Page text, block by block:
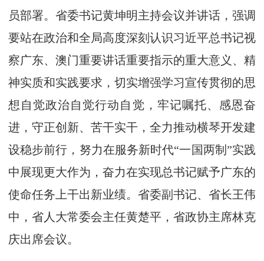
员部署。省委书记黄坤明主持会议并讲话，强调
要站在政治和全局高度深刻认识习近平总书记视
察广东、澳门重要讲话重要指示的重大意义、精
神实质和实践要求，切实增强学习宣传贯彻的思
想自觉政治自觉行动自觉，牢记嘱托、感恩奋
进，守正创新、苦干实干，全力推动横琴开发建
设稳步前行，努力在服务新时代“一国两制”实践
中展现更大作为，奋力在实现总书记赋予广东的
使命任务上干出新业绩。省委副书记、省长王伟
中，省人大常委会主任黄楚平，省政协主席林克
庆出席会议。